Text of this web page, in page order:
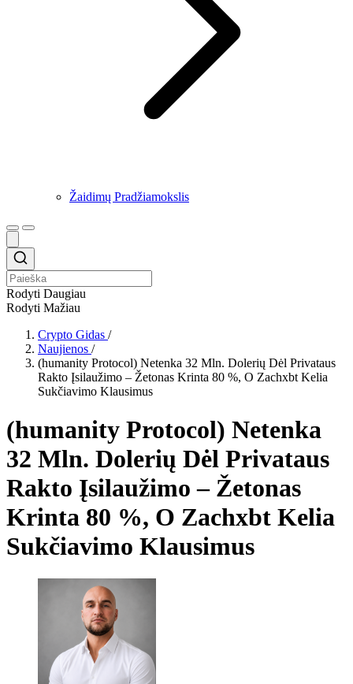
Žaidimų Pradžiamokslis
Rodyti Daugiau
Rodyti Mažiau
Crypto Gidas /
Naujienos /
(humanity Protocol) Netenka 32 Mln. Dolerių Dėl Privataus
Rakto Įsilaužimo – Žetonas Krinta 80 %, O Zachxbt Kelia
Sukčiavimo Klausimus
(humanity Protocol) Netenka
32 Mln. Dolerių Dėl Privataus
Rakto Įsilaužimo – Žetonas
Krinta 80 %, O Zachxbt Kelia
Sukčiavimo Klausimus